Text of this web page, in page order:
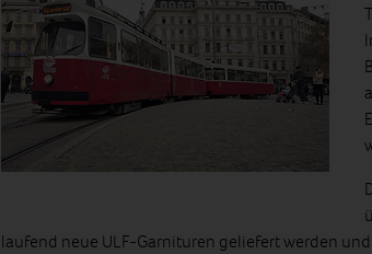
laufend neue ULF-Garnituren geliefert werden